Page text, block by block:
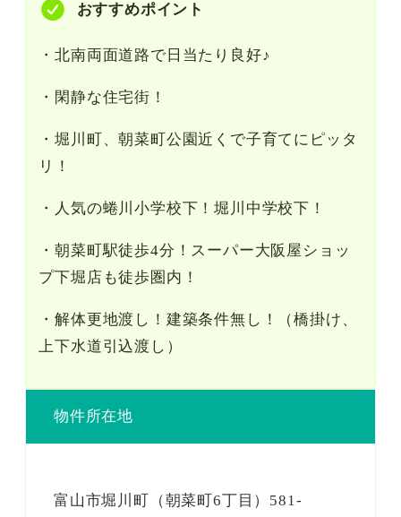
おすすめポイント
・北南両面道路で日当たり良好♪
・閑静な住宅街！
・堀川町、朝菜町公園近くで子育てにピッタ
リ！
・人気の蜷川小学校下！堀川中学校下！
・朝菜町駅徒歩4分！スーパー大阪屋ショッ
プ下堀店も徒歩圏内！
・解体更地渡し！建築条件無し！（橋掛け、
上下水道引込渡し）
物件所在地
富山市堀川町（朝菜町6丁目）581-